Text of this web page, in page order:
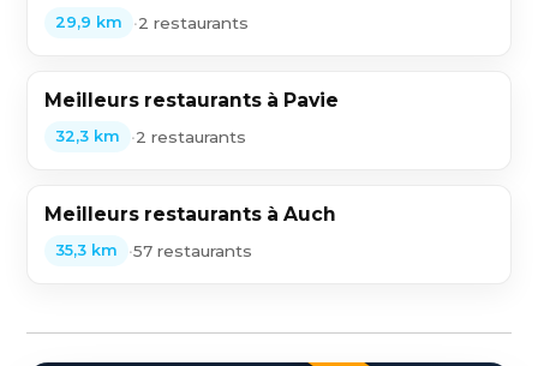
29,9 km •2 restaurants
Meilleurs restaurants à Pavie
32,3 km •2 restaurants
Meilleurs restaurants à Auch
35,3 km •57 restaurants